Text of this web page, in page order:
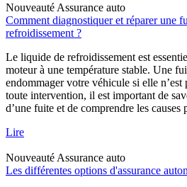
Nouveauté Assurance auto
Comment diagnostiquer et réparer une
refroidissement ?
Le liquide de refroidissement est
moteur à une température stable. Une
endommager votre véhicule si elle n’est
toute intervention, il est important de
d’une fuite et de comprendre les causes
Lire
Nouveauté Assurance auto
Les différentes options d'assurance